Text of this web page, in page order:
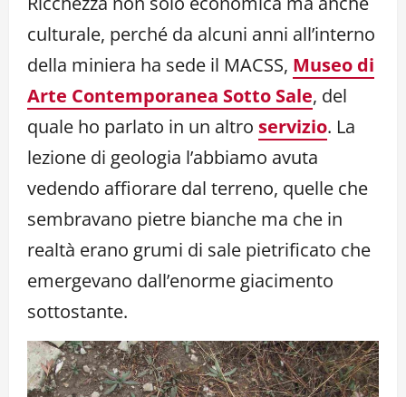
culturale, perché da alcuni anni all’interno
della miniera ha sede il MACSS, Museo di
Arte Contemporanea Sotto Sale, del
quale ho parlato in un altro servizio. La
lezione di geologia l’abbiamo avuta
vedendo affiorare dal terreno, quelle che
sembravano pietre bianche ma che in
realtà erano grumi di sale pietrificato che
emergevano dall’enorme giacimento
sottostante.